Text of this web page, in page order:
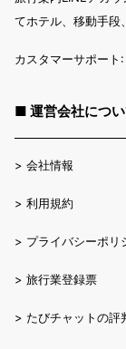
てホテル、移動手段
カスタマーサポー
■ 運営会社につ
> 会社情報
> 利用規約
> プライバシーポリ
> 旅行業登録票
> たびチャットの評